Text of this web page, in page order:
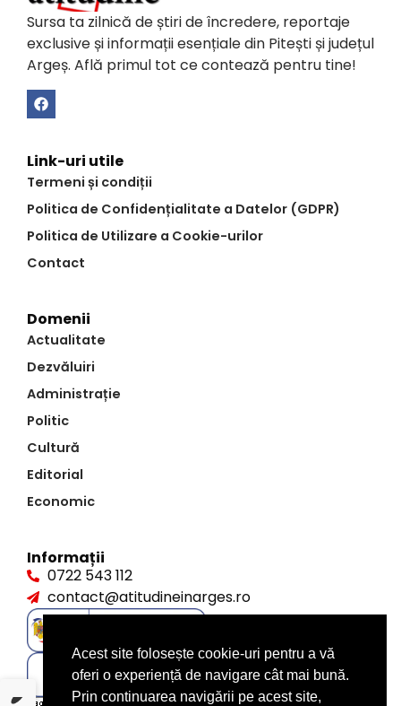
Sursa ta zilnică de știri de încredere, reportaje
exclusive și informații esențiale din Pitești și județul
Argeș. Află primul tot ce contează pentru tine!
Link-uri utile
Termeni și condiții
Politica de Confidențialitate a Datelor (GDPR)
Politica de Utilizare a Cookie-urilor
Contact
Domenii
Actualitate
Dezvăluiri
Administrație
Politic
Cultură
Editorial
Economic
Informații
0722 543 112
contact@atitudineinarges.ro
Acest site folosește cookie-uri pentru a vă
oferi o experiență de navigare cât mai bună.
Prin continuarea navigării pe acest site,